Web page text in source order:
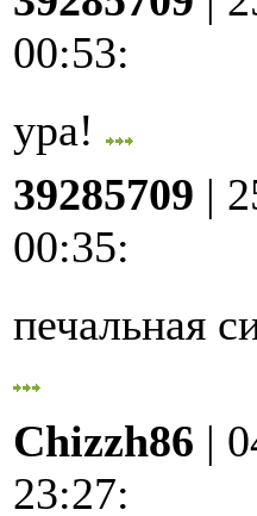
00:53:
ура!
39285709 |
00:35:
печальная
Chizzh86 |
23:27: